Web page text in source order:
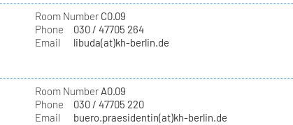
Room NumberC0.09
Phone
030 / 47705 264
Email
libuda(at)kh-berlin.de
Room NumberA0.09
Phone
030 / 47705 220
Email
buero.praesidentin(at)kh-berlin.de